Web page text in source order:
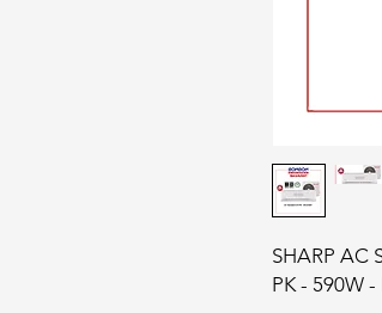
SHARP AC
PK - 590W